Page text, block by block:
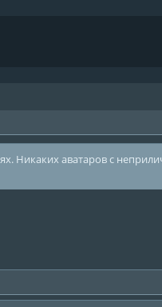
Никаких аватаров с